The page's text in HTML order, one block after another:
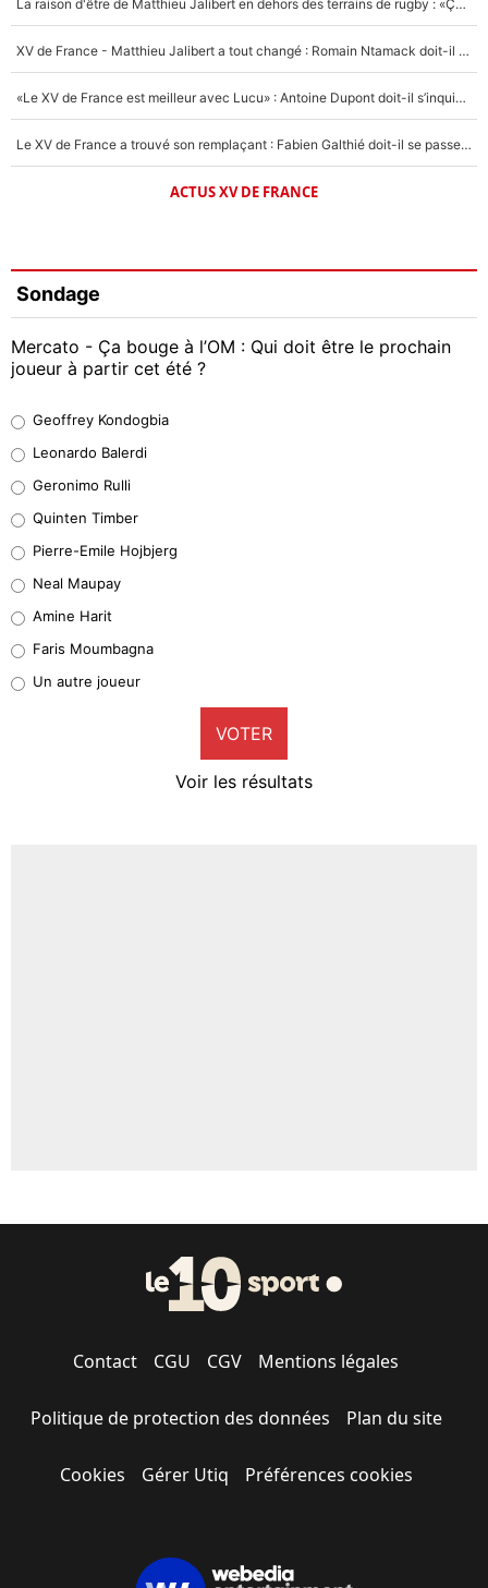
La raison d'être de Matthieu Jalibert en dehors des terrains de rugby : «Ça m'atteint autant que si tu touches à un membre de ma famille»
XV de France - Matthieu Jalibert a tout changé : Romain Ntamack doit-il s’inquiéter pour sa place à un an de la Coupe du monde ?
«Le XV de France est meilleur avec Lucu» : Antoine Dupont doit-il s’inquiéter pour sa place ?
Le XV de France a trouvé son remplaçant : Fabien Galthié doit-il se passer d'Antoine Dupont ?
ACTUS XV DE FRANCE
Sondage
Mercato - Ça bouge à l’OM : Qui doit être le prochain
joueur à partir cet été ?
38%
32%
5%
1%
9%
Geoffrey Kondogbia
Leonardo Balerdi
Geronimo Rulli
Quinten Timber
Pierre-Emile Hojbjerg
Neal Maupay
Amine Harit
Faris Moumbagna
Un autre joueur
VOTER
Voir les résultats
Contact CGU CGV Mentions légales
Politique de protection des données Plan du site
Cookies Gérer Utiq Préférences cookies